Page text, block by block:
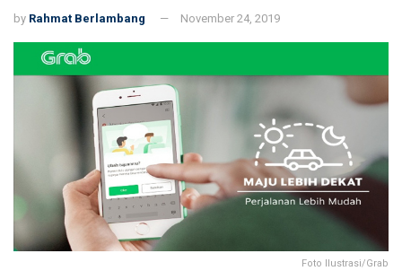
by Rahmat Berlambang November 24, 2019
Foto Ilustrasi/Grab